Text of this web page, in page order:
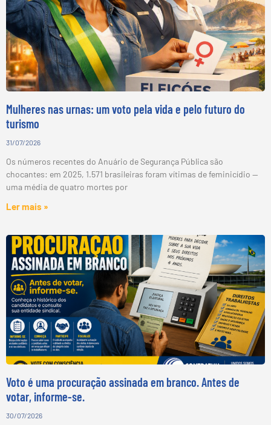
Mulheres nas urnas: um voto pela vida e pelo futuro do
turismo
31/07/2026
Os números recentes do Anuário de Segurança Pública são
chocantes: em 2025, 1.571 brasileiras foram vítimas de feminicídio —
uma média de quatro mortes por
Ler mais »
Voto é uma procuração assinada em branco. Antes de
votar, informe-se.
30/07/2026